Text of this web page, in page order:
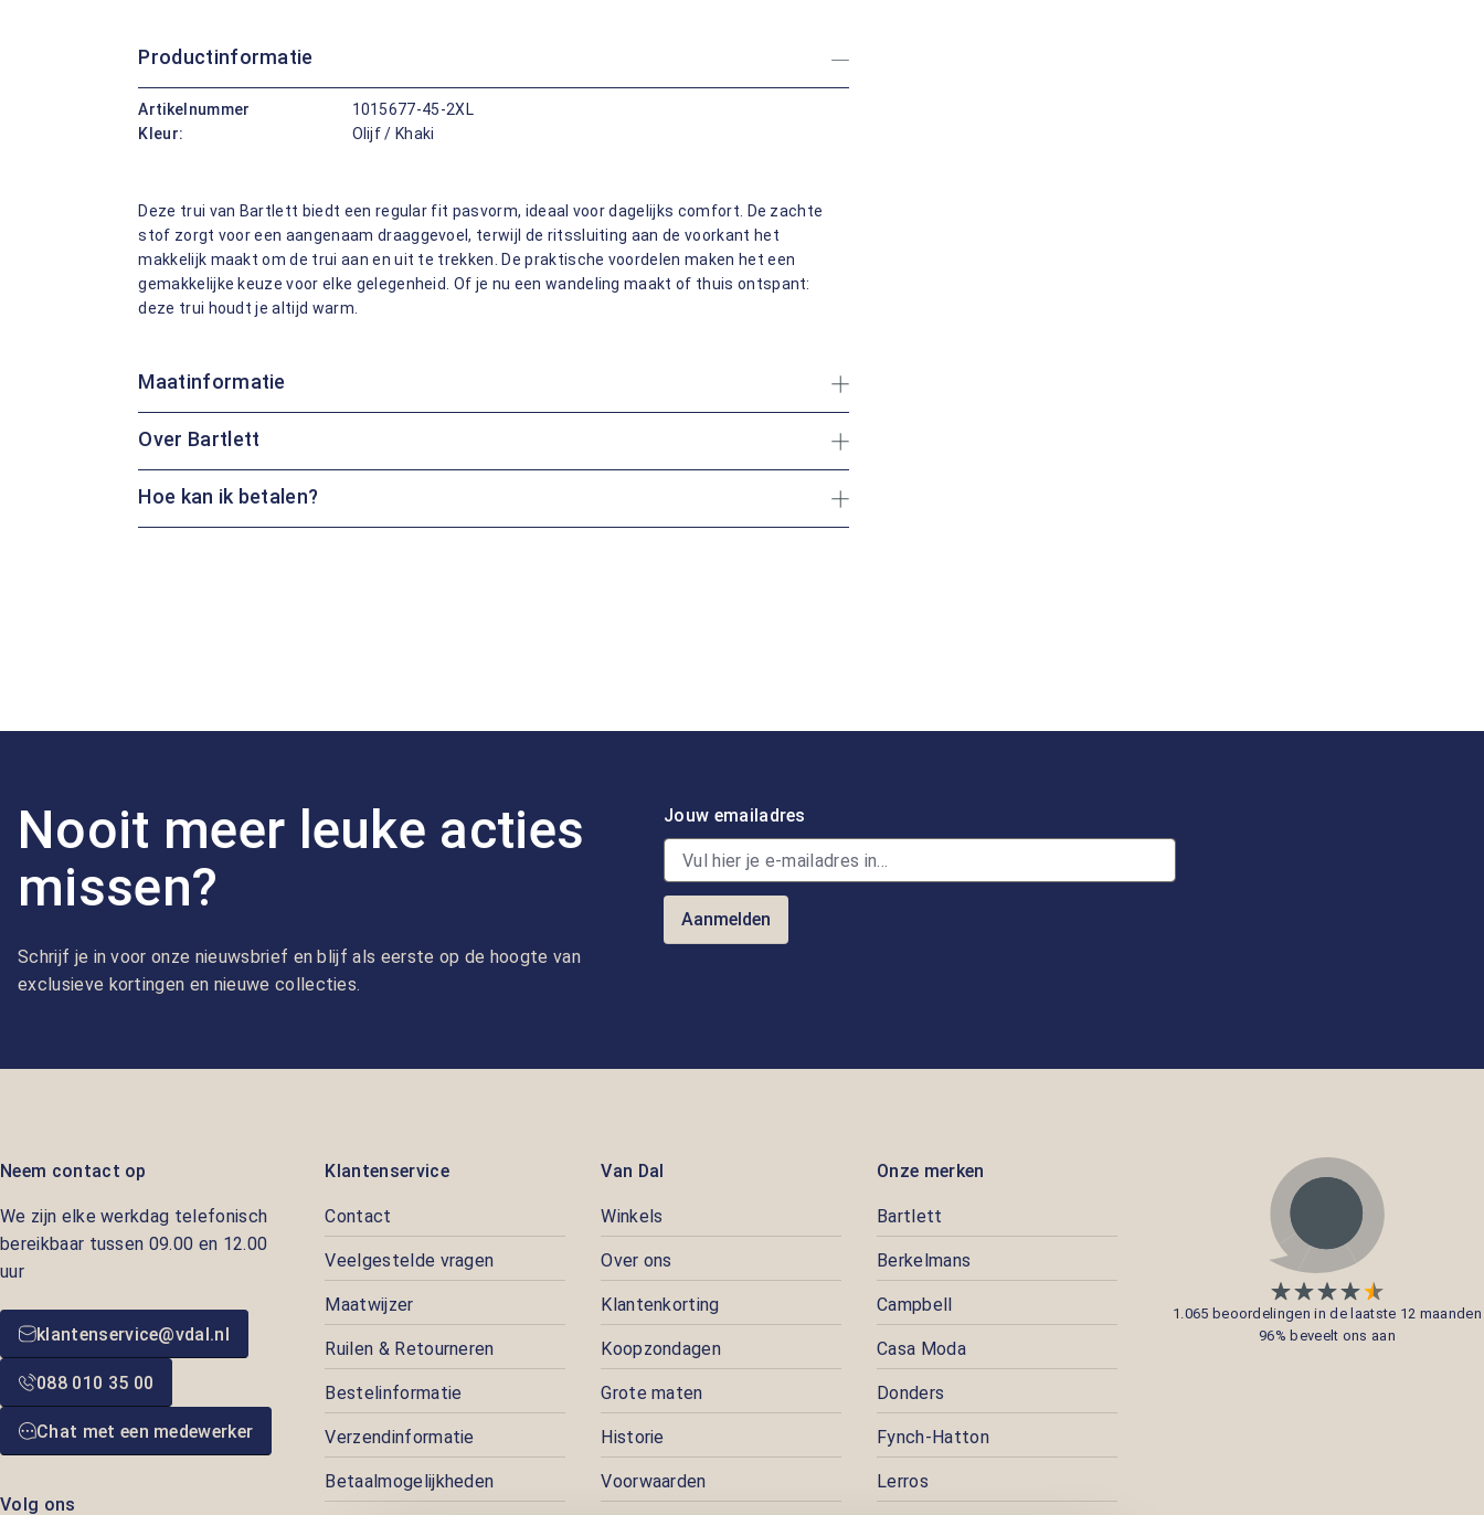
Productinformatie
Artikelnummer
1015677-45-2XL
Kleur:
Olijf / Khaki
Deze trui van Bartlett biedt een regular fit pasvorm, ideaal voor dagelijks comfort. De zachte
stof zorgt voor een aangenaam draaggevoel, terwijl de ritssluiting aan de voorkant het
makkelijk maakt om de trui aan en uit te trekken. De praktische voordelen maken het een
gemakkelijke keuze voor elke gelegenheid. Of je nu een wandeling maakt of thuis ontspant:
deze trui houdt je altijd warm.
Maatinformatie
Over Bartlett
Hoe kan ik betalen?
Nooit meer leuke acties
missen?
Schrijf je in voor onze nieuwsbrief en blijf als eerste op de hoogte van
exclusieve kortingen en nieuwe collecties.
Jouw emailadres
Aanmelden
Neem contact op
We zijn elke werkdag telefonisch
bereikbaar tussen 09.00 en 12.00
uur
klantenservice@vdal.nl
088 010 35 00
Chat met een medewerker
Volg ons
Klantenservice
Contact
Veelgestelde vragen
Maatwijzer
Ruilen & Retourneren
Bestelinformatie
Verzendinformatie
Betaalmogelijkheden
Van Dal
Winkels
Over ons
Klantenkorting
Koopzondagen
Grote maten
Historie
Voorwaarden
Onze merken
Bartlett
Berkelmans
Campbell
Casa Moda
Donders
Fynch-Hatton
Lerros
1.065 beoordelingen in de laatste 12 maanden
96% beveelt ons aan